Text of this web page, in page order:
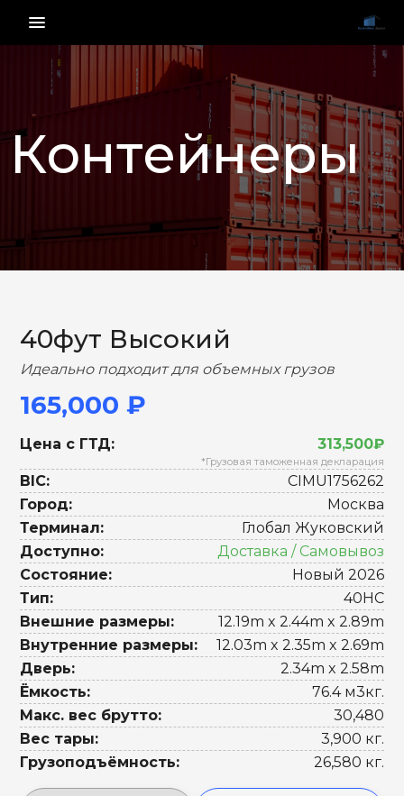
menu_vert
Контейнеры
НАЗАД ВПЕРЕД
40фут Высокий
Идеально подходит для объемных грузов
165,000 ₽
Цена с ГТД: 313,500₽
*Грузовая таможенная декларация
BIC:
CIMU1756262
Город:
Москва
Терминал:
Глобал Жуковский
Доступно:
Доставка / Самовывоз
Состояние:
Новый 2026
Тип:
40HC
Внешние размеры:
12.19m x 2.44m x 2.89m
Внутренние размеры:
12.03m x 2.35m x 2.69m
Дверь:
2.34m x 2.58m
Ёмкость:
76.4 м3кг.
Макс. вес брутто:
30,480
Вес тары:
3,900 кг.
Грузоподъёмность:
26,580 кг.